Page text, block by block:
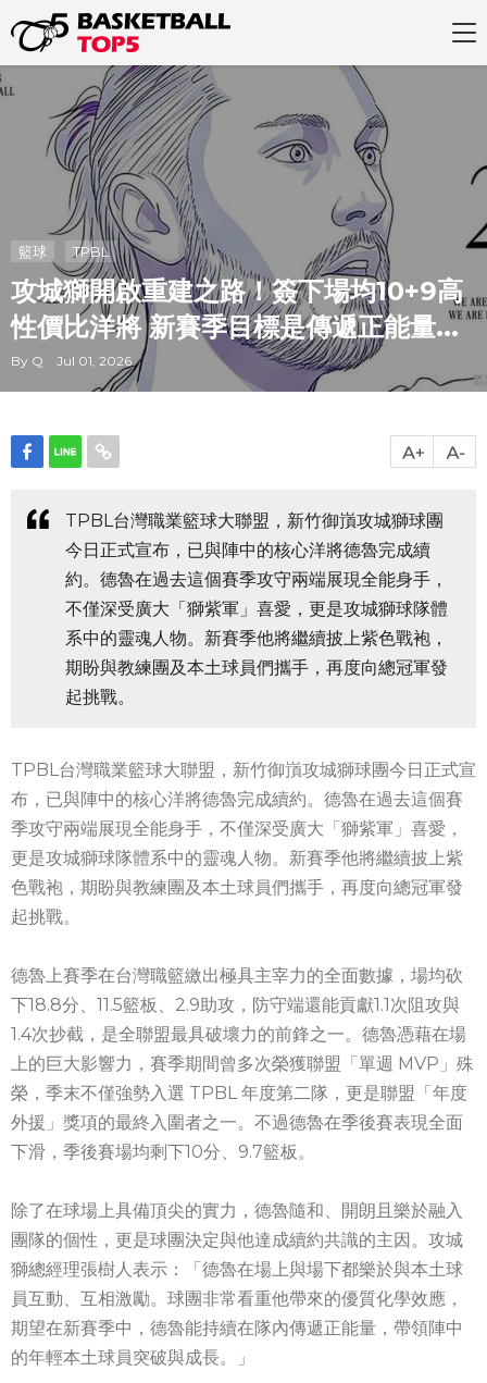
籃球 TPBL
攻城獅開啟重建之路！簽下場均10+9高
性價比洋將 新賽季目標是傳遞正能量...
By Q Jul 01, 2026
TPBL台灣職業籃球大聯盟，新竹御嵿攻城獅球團
今日正式宣布，已與陣中的核心洋將德魯完成續
約。德魯在過去這個賽季攻守兩端展現全能身手，
不僅深受廣大「獅紫軍」喜愛，更是攻城獅球隊體
系中的靈魂人物。新賽季他將繼續披上紫色戰袍，
期盼與教練團及本土球員們攜手，再度向總冠軍發
起挑戰。
TPBL台灣職業籃球大聯盟，新竹御嵿攻城獅球團今日正式宣
布，已與陣中的核心洋將德魯完成續約。德魯在過去這個賽
季攻守兩端展現全能身手，不僅深受廣大「獅紫軍」喜愛，
更是攻城獅球隊體系中的靈魂人物。新賽季他將繼續披上紫
色戰袍，期盼與教練團及本土球員們攜手，再度向總冠軍發
起挑戰。
德魯上賽季在台灣職籃繳出極具主宰力的全面數據，場均砍
下18.8分、11.5籃板、2.9助攻，防守端還能貢獻1.1次阻攻與
1.4次抄截，是全聯盟最具破壞力的前鋒之一。德魯憑藉在場
上的巨大影響力，賽季期間曾多次榮獲聯盟「單週 MVP」殊
榮，季末不僅強勢入選 TPBL 年度第二隊，更是聯盟「年度
外援」獎項的最終入圍者之一。不過德魯在季後賽表現全面
下滑，季後賽場均剩下10分、9.7籃板。
除了在球場上具備頂尖的實力，德魯隨和、開朗且樂於融入
團隊的個性，更是球團決定與他達成續約共識的主因。攻城
獅總經理張樹人表示：「德魯在場上與場下都樂於與本土球
員互動、互相激勵。球團非常看重他帶來的優質化學效應，
期望在新賽季中，德魯能持續在隊內傳遞正能量，帶領陣中
的年輕本土球員突破與成長。」